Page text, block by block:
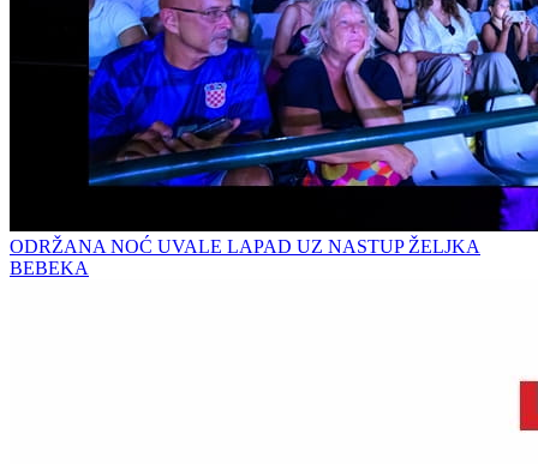
ODRŽANA NOĆ UVALE LAPAD UZ NASTUP ŽELJKA
BEBEKA